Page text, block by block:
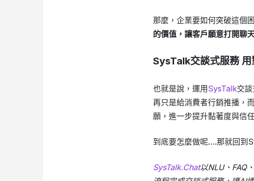
那麼，企業要如何突破這個
的價值，讓客戶願意打開聊
SysTalk交談式服務
也就是說，運用SysTalk交
再只是給消費者行銷推播，
願，進一步提升黏著度與信
到底要怎麼做呢….那就回到
SysTalk.Chat以NLU、FAQ